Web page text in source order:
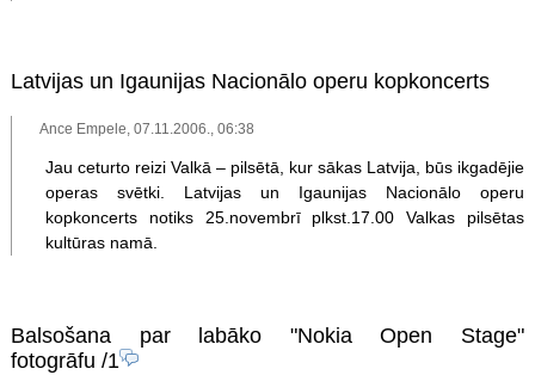
Latvijas un Igaunijas Nacionālo operu kopkoncerts
Ance Empele, 07.11.2006., 06:38
Jau ceturto reizi Valkā – pilsētā, kur sākas Latvija, būs ikgadējie
operas svētki. Latvijas un Igaunijas Nacionālo operu
kopkoncerts notiks 25.novembrī plkst.17.00 Valkas pilsētas
kultūras namā.
Balsošana par labāko "Nokia Open Stage"
fotogrāfu /1